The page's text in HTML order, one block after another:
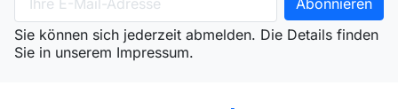
Sie können sich jederzeit abmelden. Die Details finden
Sie in unserem Impressum.